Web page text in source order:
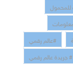
#عالم رقمي
# جريدة عالم رقمي